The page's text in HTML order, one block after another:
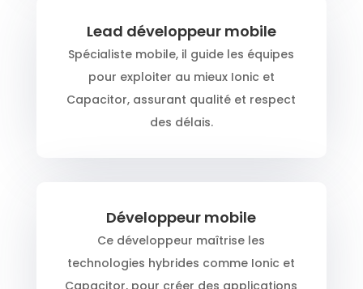
Lead développeur mobile
Spécialiste mobile, il guide les équipes
pour exploiter au mieux Ionic et
Capacitor, assurant qualité et respect
des délais.
Développeur mobile
Ce développeur maîtrise les
technologies hybrides comme Ionic et
Capacitor, pour créer des applications